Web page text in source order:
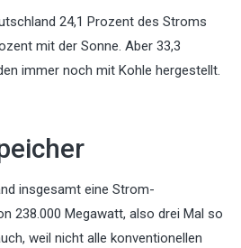
24,1 Prozent des Stroms
mit der Sonne. Aber 33,3
immer noch mit Kohle hergestellt.
insgesamt eine Strom-
238.000 Megawatt, also drei Mal so
weil nicht alle konventionellen